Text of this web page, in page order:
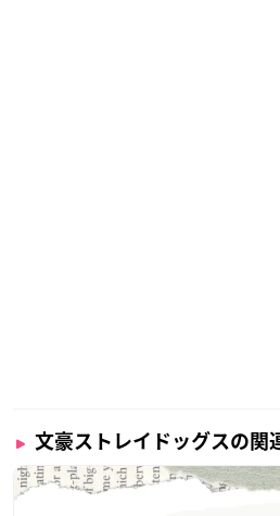
文豪ストレイドッグスの関